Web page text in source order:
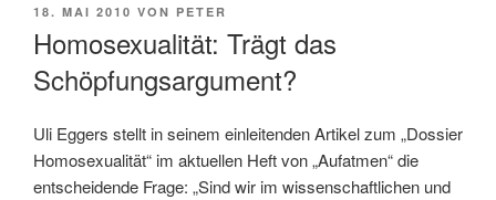
VERÖFFENTLICHT
18. MAI 2010 VON PETER
Homosexualität: Trägt das
Schöpfungsargument?
Uli Eggers stellt in seinem einleitenden Artikel zum „Dossier
Homosexualität“ im aktuellen Heft von „Aufatmen“ die
entscheidende Frage: „Sind wir im wissenschaftlichen und